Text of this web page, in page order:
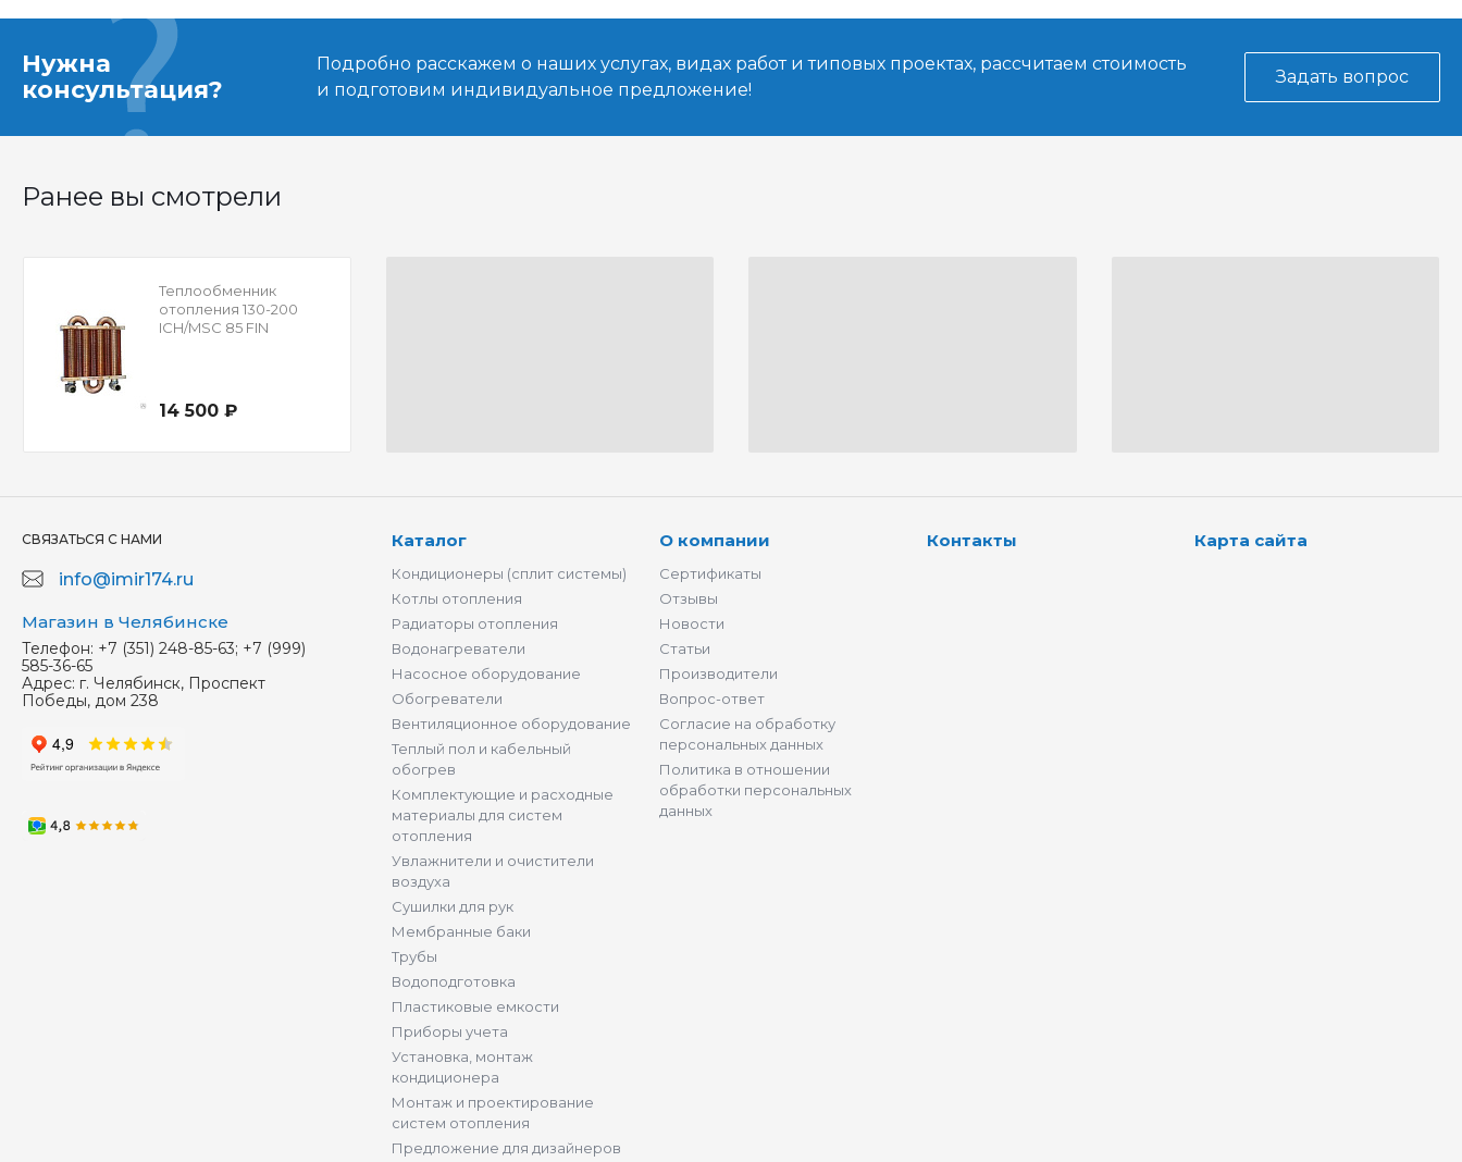
Нужна
консультация?
Подробно расскажем о наших услугах, видах работ и типовых проектах, рассчитаем стоимость
и подготовим индивидуальное предложение!
Задать вопрос
Ранее вы смотрели
Теплообменник
отопления 130-200
ICH/MSC 85 FIN
14 500 ₽
СВЯЗАТЬСЯ С НАМИ
info@imir174.ru
Магазин в Челябинске
Телефон: +7 (351) 248-85-63; +7 (999)
585-36-65
Адрес: г. Челябинск, Проспект
Победы, дом 238
Каталог
Кондиционеры (сплит системы)
Котлы отопления
Радиаторы отопления
Водонагреватели
Насосное оборудование
Обогреватели
Вентиляционное оборудование
Теплый пол и кабельный
обогрев
Комплектующие и расходные
материалы для систем
отопления
Увлажнители и очистители
воздуха
Сушилки для рук
Мембранные баки
Трубы
Водоподготовка
Пластиковые емкости
Приборы учета
Установка, монтаж
кондиционера
Монтаж и проектирование
систем отопления
Предложение для дизайнеров
О компании
Сертификаты
Отзывы
Новости
Статьи
Производители
Вопрос-ответ
Согласие на обработку
персональных данных
Политика в отношении
обработки персональных
данных
Контакты Карта сайта